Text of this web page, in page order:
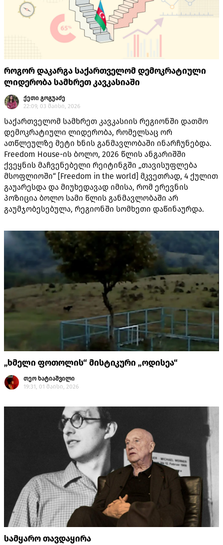
როგორ დაკარგა საქართველომ დემოკრატიული
ლიდერობა სამხრეთ კავკასიაში
ქეთი გოგუაძე
22:09, 03 მაისი, 2026
საქართველომ სამხრეთ კავკასიის რეგიონში დათმო
დემოკრატიული ლიდერობა, რომელსაც ორ
ათწლეულზე მეტი ხნის განმავლობაში ინარჩუნებდა.
Freedom House-ის ბოლო, 2026 წლის ანგარიშში
ქვეყნის მაჩვენებელი რეიტინგში „თავისუფლება
მსოფლიოში“ [Freedom in the world] მკვეთრად, 4 ქულით
გაუარესდა და მიუხედავად იმისა, რომ ერევნის
პოზიცია ბოლო სამი წლის განმავლობაში არ
გაუმჯობესებულა, რეგიონში სომხეთი დაწინაურდა.
„ხმელი ფოთოლის“ მისტიკური „ოდისეა“
თეო ხატიაშვილი
19:31, 01 მაისი, 2026
სამყარო თავდაყირა